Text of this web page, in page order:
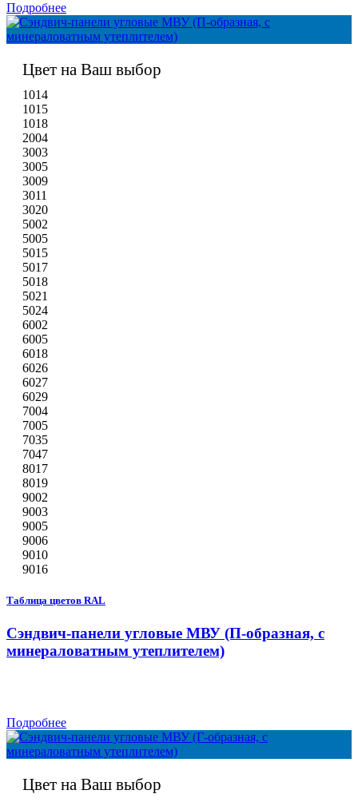
Подробнее
Цвет на Ваш выбор
1014
1015
1018
2004
3003
3005
3009
3011
3020
5002
5005
5015
5017
5018
5021
5024
6002
6005
6018
6026
6027
6029
7004
7005
7035
7047
8017
8019
9002
9003
9005
9006
9010
9016
Таблица цветов RAL
Сэндвич-панели угловые МВУ (П-образная, с
минераловатным утеплителем)
Подробнее
Цвет на Ваш выбор